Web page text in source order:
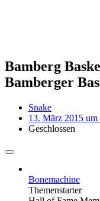
Bamberg
Bamberger
Snake
13. März 2015 um
Geschlossen
Bonemachine
Themenstarter